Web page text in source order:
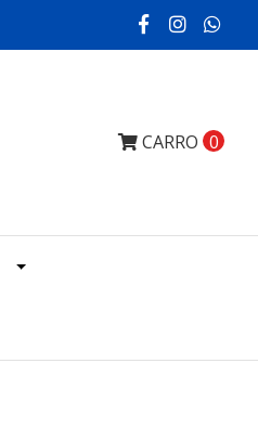
CARRO 0